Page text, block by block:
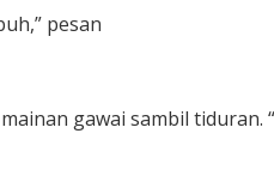
pesan
gawai sambil